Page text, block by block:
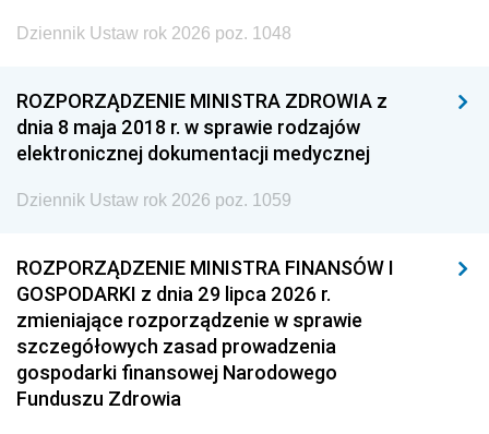
Dziennik Ustaw rok 2026 poz. 1048
ROZPORZĄDZENIE MINISTRA ZDROWIA z
dnia 8 maja 2018 r. w sprawie rodzajów
elektronicznej dokumentacji medycznej
Dziennik Ustaw rok 2026 poz. 1059
ROZPORZĄDZENIE MINISTRA FINANSÓW I
GOSPODARKI z dnia 29 lipca 2026 r.
zmieniające rozporządzenie w sprawie
szczegółowych zasad prowadzenia
gospodarki finansowej Narodowego
Funduszu Zdrowia